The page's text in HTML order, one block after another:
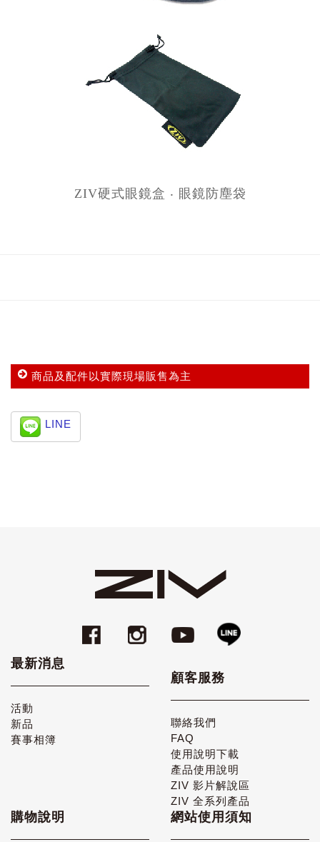
ZIV硬式眼鏡盒 ‧ 眼鏡防塵袋
商品及配件以實際現場販售為主
LINE
最新消息
活動
新品
賽事相簿
顧客服務
聯絡我們
FAQ
使用說明下載
產品使用說明
ZIV 影片解說區
ZIV 全系列產品
購物說明 網站使用須知